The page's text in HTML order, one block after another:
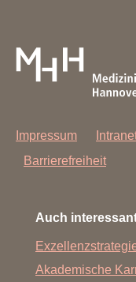
Impressum
Barrierefreiheit
Auch
Akademische